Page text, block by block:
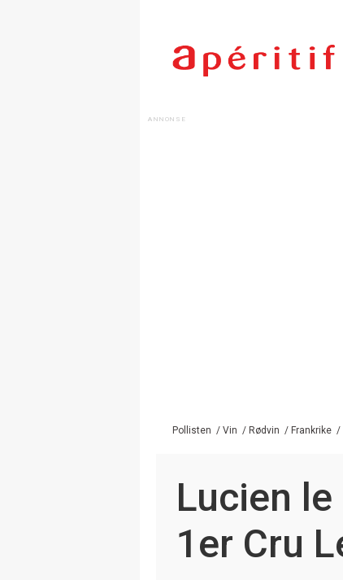
Pollisten / Vin / Rødvin / Frankrike /
Lucien
1er Cru